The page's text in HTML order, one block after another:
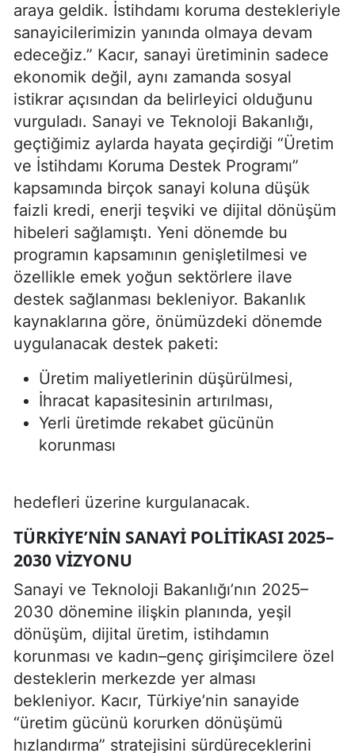
araya geldik. İstihdamı koruma destekleriyle
sanayicilerimizin yanında olmaya devam
edeceğiz.” Kacır, sanayi üretiminin sadece
ekonomik değil, aynı zamanda sosyal
istikrar açısından da belirleyici olduğunu
vurguladı. Sanayi ve Teknoloji Bakanlığı,
geçtiğimiz aylarda hayata geçirdiği “Üretim
ve İstihdamı Koruma Destek Programı”
kapsamında birçok sanayi koluna düşük
faizli kredi, enerji teşviki ve dijital dönüşüm
hibeleri sağlamıştı. Yeni dönemde bu
programın kapsamının genişletilmesi ve
özellikle emek yoğun sektörlere ilave
destek sağlanması bekleniyor. Bakanlık
kaynaklarına göre, önümüzdeki dönemde
uygulanacak destek paketi:
Üretim maliyetlerinin düşürülmesi,
İhracat kapasitesinin artırılması,
Yerli üretimde rekabet gücünün
korunması
hedefleri üzerine kurgulanacak.
TÜRKIYE’NIN SANAYI POLITIKASI 2025–
2030 VIZYONU
Sanayi ve Teknoloji Bakanlığı’nın 2025–
2030 dönemine ilişkin planında, yeşil
dönüşüm, dijital üretim, istihdamın
korunması ve kadın–genç girişimcilere özel
desteklerin merkezde yer alması
bekleniyor. Kacır, Türkiye’nin sanayide
“üretim gücünü korurken dönüşümü
hızlandırma” stratejisini sürdüreceklerini